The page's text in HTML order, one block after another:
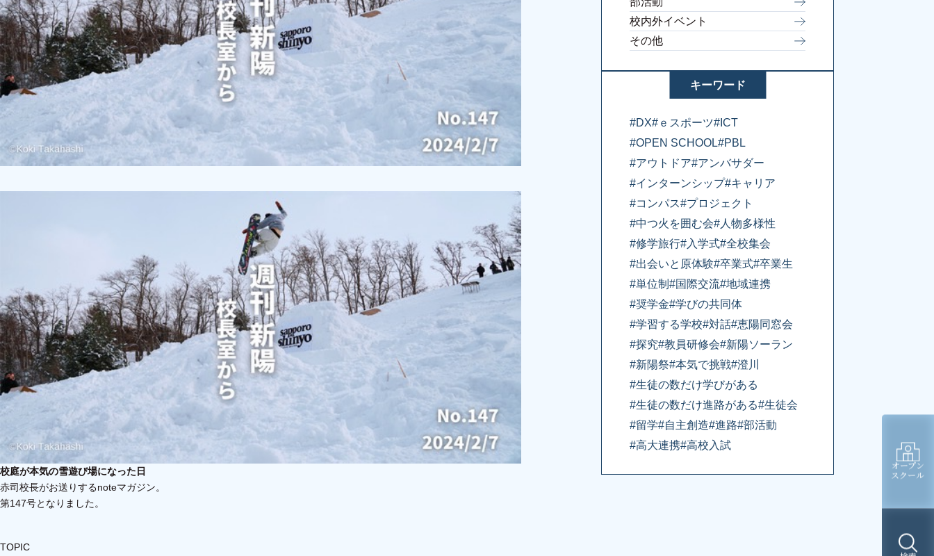
オープン
スクール
校庭が本気の雪遊び場になった日
赤司校長がお送りするnoteマガジン。
第147号となりました。
TOPIC
校内外イベント
その他
キーワード
#DX#ｅスポーツ#ICT
#OPEN SCHOOL#PBL
#アウトドア#アンバサダー
#インターンシップ#キャリア
#コンパス#プロジェクト
#中つ火を囲む会#人物多様性
#修学旅行#入学式#全校集会
#出会いと原体験#卒業式#卒業生
#単位制 #国際交流#地域連携
#奨学金#学びの共同体
#学習する学校#対話#恵陽同窓会
#探究#教員研修会#新陽ソーラン
#新陽祭#本気で挑戦#澄川
#生徒の数だけ学びがある
#生徒の数だけ進路がある#生徒会
#留学#自主創造#進路#部活動
#高大連携#高校入試